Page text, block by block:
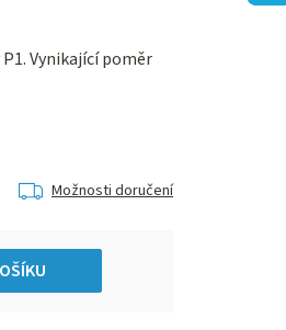
Vynikající poměr
Možnosti doručení